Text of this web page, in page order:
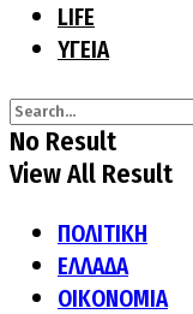
LIFE
ΥΓΕΙΑ
No Result
View All Result
ΠΟΛΙΤΙΚΗ
ΕΛΛΑΔΑ
ΟΙΚΟΝΟΜΙΑ